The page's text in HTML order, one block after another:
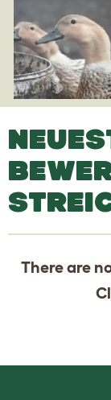
There are